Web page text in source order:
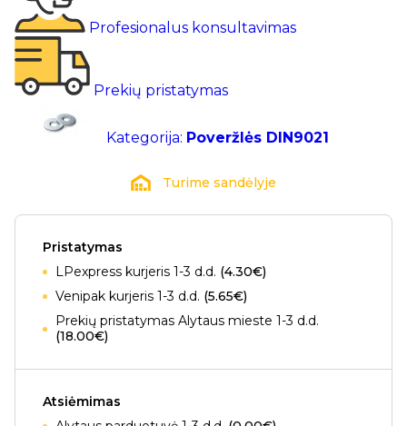
Profesionalus konsultavimas
Prekių pristatymas
Kategorija: Poveržlės DIN9021
Turime sandėlyje
Pristatymas
LPexpress kurjeris 1-3 d.d. (4.30€)
Venipak kurjeris 1-3 d.d. (5.65€)
Prekių pristatymas Alytaus mieste 1-3 d.d.
(18.00€)
Atsiėmimas